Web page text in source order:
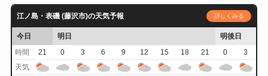
江ノ島・表磯 (藤沢市)の天気予報 詳しくみる
今日 明日
明後日
時間
21 0 3 6 9 12 15 18 21 0
3
天気